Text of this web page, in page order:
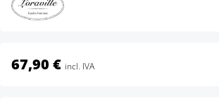
67,90 € incl. IVA